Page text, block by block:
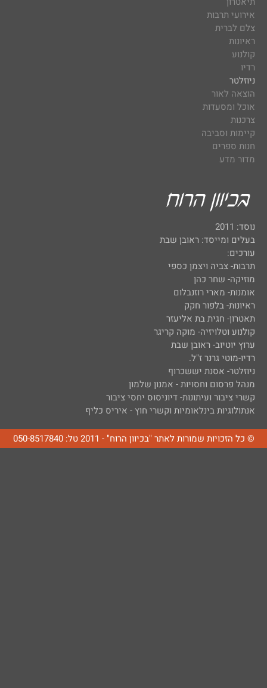
אירועי תרבות
צלם לברית
ראיונות
קולנוע
רדיו
ניוזלטר
הוצאה לאור
אוכל ומסעדות
צרכנות
קיימות וסביבה
חנות ספרים
מדור מדע
נוסד: 2011
בעלים ומייסד: ראובן שבת
עורכים:
תרבות- צביה ויצמן כספי
מוזיקה- שחר כהן
אומנות- מארי רוזנבלום
ראיונות- בלפור חקק
תאטרון- חגית בת אליעזר
קולנוע וטלויזיה- מוקה קריגר
ערוץ יוטיוב- ראובן שבת
רדיו-מוטי גרנר ז"ל.
ניוזלטר- אסנת יששכרוף
מנהל פרסום וחסויות - אמנון שלמון
קשרי ציבור ועיתונות- דיוניסוס יחסי ציבור
אנתולוגיות בינלאומיות וקשרי חוץ - איריס כליף
© כל הזכויות שמורות לאתר "בכיוון הרוח" - 2011 טל: 050-8517840